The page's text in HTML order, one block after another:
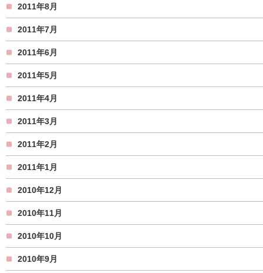
2011年8月
2011年7月
2011年6月
2011年5月
2011年4月
2011年3月
2011年2月
2011年1月
2010年12月
2010年11月
2010年10月
2010年9月